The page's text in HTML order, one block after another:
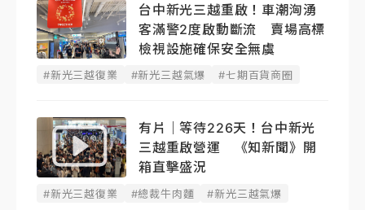
台中新光三越重啟！車潮洶湧
客滿警2度啟動斷流 賣場高標
檢視設施確保安全無虞
#新光三越復業 #新光三越氣爆 #七期百貨商圈
有片｜等待226天！台中新光
三越重啟營運 《知新聞》開
箱直擊盛況
#新光三越復業 #總裁牛肉麵 #新光三越氣爆